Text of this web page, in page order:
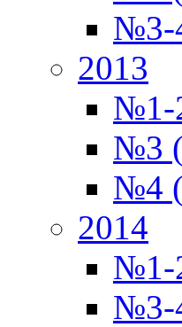
№3-
2013
№1-
№3
№4
2014
№1-
№3-